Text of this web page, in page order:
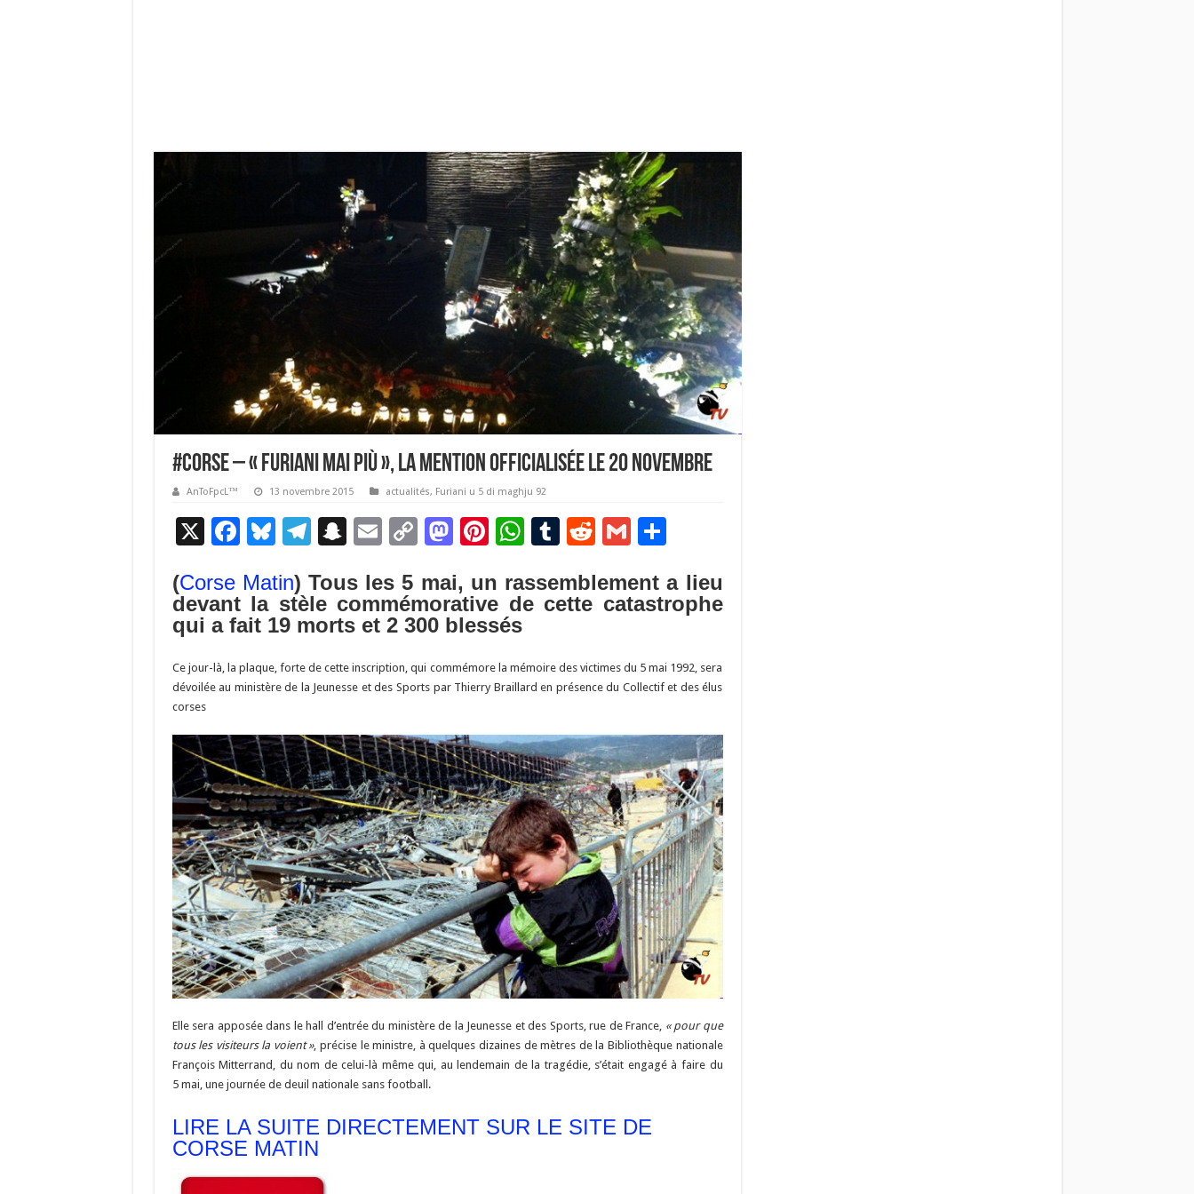
#Corse – « Furiani mai più », la mention officialisée le 20 novembre
AnToFpcL™ 13 novembre 2015 actualités, Furiani u 5 di maghju 92
X F
e
b
o
k
Bl
es
ky
T
e
gr
m
S
a
p
h
at
E
ai
l
C
p
y
n
k
M
to
d
n
Pi
er
es
W
at
sA
p
T
m
bl
R
d
di
G
ai
l
P
ta
g
(Corse Matin) Tous les 5 mai, un rassemblement a lieu
devant la stèle commémorative de cette catastrophe
qui a fait 19 morts et 2 300 blessés
Ce jour-là, la plaque, forte de cette inscription, qui commémore la mémoire des victimes du 5 mai 1992, sera
dévoilée au ministère de la Jeunesse et des Sports par Thierry Braillard en présence du Collectif et des élus
corses
Elle sera apposée dans le hall d’entrée du ministère de la Jeunesse et des Sports, rue de France, « pour que
tous les visiteurs la voient », précise le ministre, à quelques dizaines de mètres de la Bibliothèque nationale
François Mitterrand, du nom de celui-là même qui, au lendemain de la tragédie, s’était engagé à faire du
5 mai, une journée de deuil nationale sans football.
LIRE LA SUITE DIRECTEMENT SUR LE SITE DE
CORSE MATIN